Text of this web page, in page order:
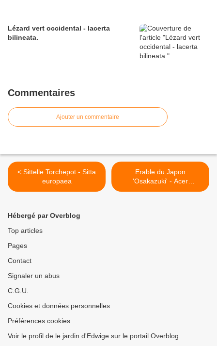
Lézard vert occidental - lacerta
bilineata.
Commentaires
Ajouter un commentaire
< Sittelle Torchepot - Sitta
europaea
Erable du Japon
'Osakazuki' - Acer
palmatum 'Osakazuki' >
Hébergé par Overblog
Top articles
Pages
Contact
Signaler un abus
C.G.U.
Cookies et données personnelles
Préférences cookies
Voir le profil de le jardin d'Edwige sur le portail Overblog